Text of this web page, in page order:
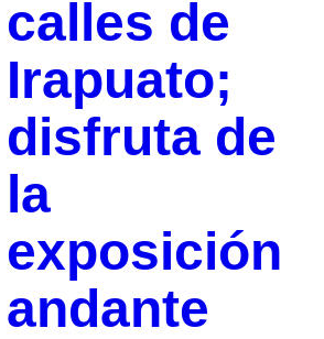
calles de
Irapuato;
disfruta de
la
exposición
andante